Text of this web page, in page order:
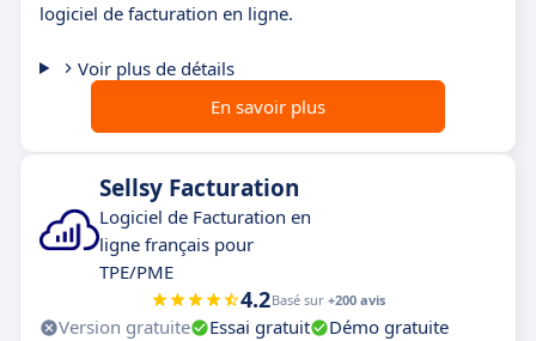
logiciel de facturation en ligne.
Voir plus de détails
En savoir plus
Sellsy Facturation
Logiciel de Facturation en
ligne français pour
TPE/PME
4.2Basé sur +200 avis
Version gratuite Essai gratuit
Démo gratuite